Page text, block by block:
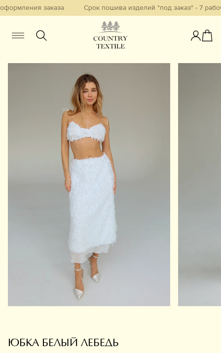
заказа Срок пошива изделий "под заказ" - 7
Мужчинам Детям
Смотреть всё
Бестселлеры
Информация
ЮБКА БЕЛЫЙ ЛЕБЕДЬ